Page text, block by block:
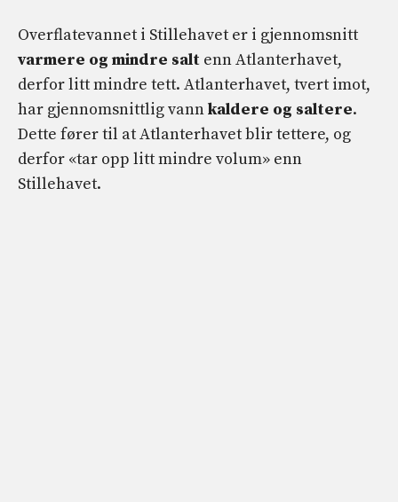
Overflatevannet i Stillehavet er i gjennomsnitt
varmere og mindre salt enn Atlanterhavet,
derfor litt mindre tett. Atlanterhavet, tvert imot,
har gjennomsnittlig vannkaldere og saltere.
Dette fører til at Atlanterhavet blir tettere, og
derfor «tar opp litt mindre volum» enn
Stillehavet.